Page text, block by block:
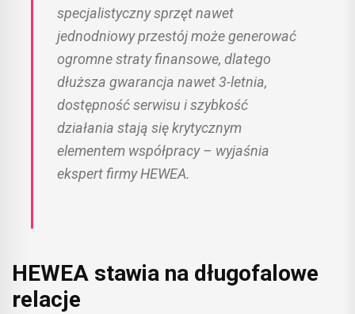
specjalistyczny sprzęt nawet
jednodniowy przestój może generować
ogromne straty finansowe, dlatego
dłuższa gwarancja nawet 3-letnia,
dostępność serwisu i szybkość
działania stają się krytycznym
elementem współpracy – wyjaśnia
ekspert firmy HEWEA.
HEWEA stawia na długofalowe
relacje